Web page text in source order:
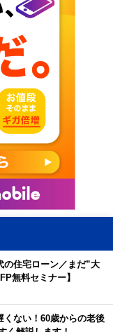
の住宅ローン／まだ”大
無料セミナー】
くない！60歳からの老後